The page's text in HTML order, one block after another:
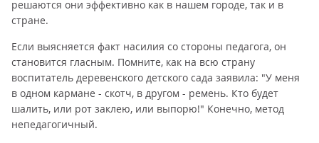
решаются они эффективно как в нашем городе, так и в
стране.
Если выясняется факт насилия со стороны педагога, он
становится гласным. Помните, как на всю страну
воспитатель деревенского детского сада заявила: "У меня
в одном кармане - скотч, в другом - ремень. Кто будет
шалить, или рот заклею, или выпорю!" Конечно, метод
непедагогичный.